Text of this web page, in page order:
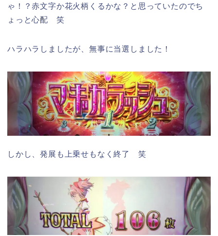
ゃ！？赤文字か花火柄くるかな？と思っていたのでち
ょっと心配 笑
ハラハラしましたが、無事に当選しました！
しかし、発展も上乗せもなく終了 笑